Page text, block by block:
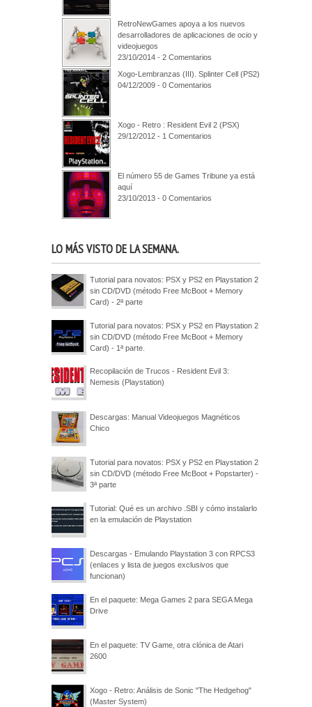
RetroNewGames apoya a los nuevos
desarrolladores de aplicaciones de ocio y
videojuegos
23/10/2014 - 2 Comentarios
Xogo-Lembranzas (III). Splinter Cell (PS2)
04/12/2009 - 0 Comentarios
Xogo - Retro : Resident Evil 2 (PSX)
29/12/2012 - 1 Comentarios
El número 55 de Games Tribune ya está
aquí
23/10/2013 - 0 Comentarios
LO MÁS VISTO DE LA SEMANA.
Tutorial para novatos: PSX y PS2 en Playstation 2
sin CD/DVD (método Free McBoot + Memory
Card) - 2ª parte
Tutorial para novatos: PSX y PS2 en Playstation 2
sin CD/DVD (método Free McBoot + Memory
Card) - 1ª parte.
Recopilación de Trucos - Resident Evil 3:
Nemesis (Playstation)
Descargas: Manual Videojuegos Magnéticos
Chico
Tutorial para novatos: PSX y PS2 en Playstation 2
sin CD/DVD (método Free McBoot + Popstarter) -
3ª parte
Tutorial: Qué es un archivo .SBI y cómo instalarlo
en la emulación de Playstation
Descargas - Emulando Playstation 3 con RPCS3
(enlaces y lista de juegos exclusivos que
funcionan)
En el paquete: Mega Games 2 para SEGA Mega
Drive
En el paquete: TV Game, otra clónica de Atari
2600
Xogo - Retro: Análisis de Sonic "The Hedgehog"
(Master System)